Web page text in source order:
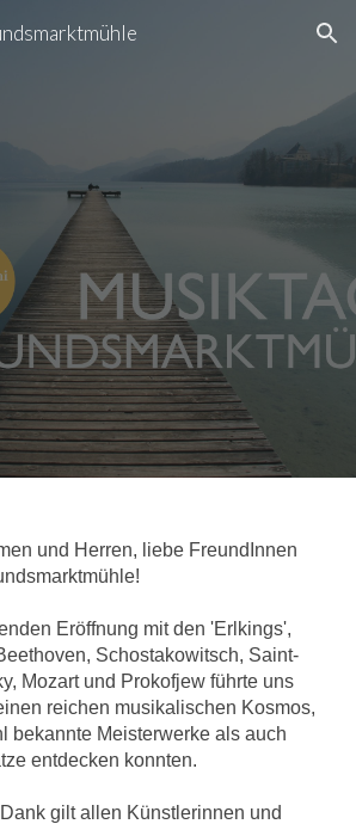
Skip to navigation
und Herren, liebe FreundInnen
Eröffnung mit den 'Erlkings',
Schostakowitsch, Saint-
Mozart und Prokofjew führte uns
reichen musikalischen Kosmos,
bekannte Meisterwerke als auch
entdecken konnten.
gilt allen Künstlerinnen und